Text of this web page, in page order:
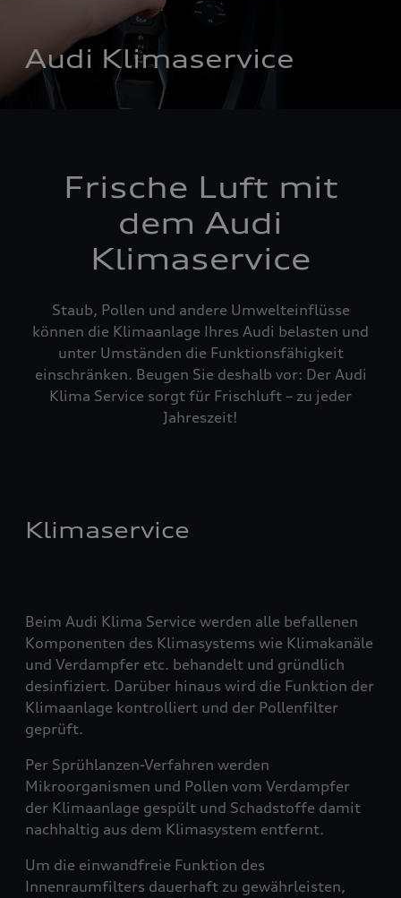
Audi Klimaservice
Frische Luft mit
dem Audi
Klimaservice
Staub, Pollen und andere Umwelteinflüsse
können die Klimaanlage Ihres Audi belasten und
unter Umständen die Funktionsfähigkeit
einschränken. Beugen Sie deshalb vor: Der Audi
Klima Service sorgt für Frischluft – zu jeder
Jahreszeit!
Klimaservice
Beim Audi Klima Service werden alle befallenen
Komponenten des Klimasystems wie Klimakanäle
und Verdampfer etc. behandelt und gründlich
desinfiziert. Darüber hinaus wird die Funktion der
Klimaanlage kontrolliert und der Pollenfilter
geprüft.
Per Sprühlanzen-Verfahren werden
Mikroorganismen und Pollen vom Verdampfer
der Klimaanlage gespült und Schadstoffe damit
nachhaltig aus dem Klimasystem entfernt.
Um die einwandfreie Funktion des
Innenraumfilters dauerhaft zu gewährleisten,